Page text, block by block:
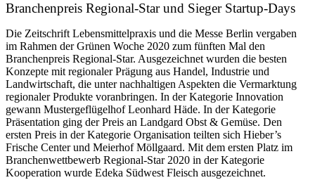
Branchenpreis Regional-Star und Sieger Startup-Days
Die Zeitschrift Lebensmittelpraxis und die Messe Berlin vergaben
im Rahmen der Grünen Woche 2020 zum fünften Mal den
Branchenpreis Regional-Star. Ausgezeichnet wurden die besten
Konzepte mit regionaler Prägung aus Handel, Industrie und
Landwirtschaft, die unter nachhaltigen Aspekten die Vermarktung
regionaler Produkte voranbringen. In der Kategorie Innovation
gewann Mustergeflügelhof Leonhard Häde. In der Kategorie
Präsentation ging der Preis an Landgard Obst & Gemüse. Den
ersten Preis in der Kategorie Organisation teilten sich Hieber’s
Frische Center und Meierhof Möllgaard. Mit dem ersten Platz im
Branchenwettbewerb Regional-Star 2020 in der Kategorie
Kooperation wurde Edeka Südwest Fleisch ausgezeichnet.